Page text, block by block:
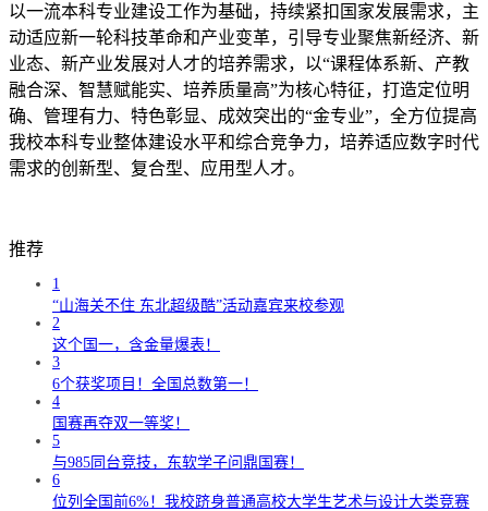
以一流本科专业建设工作为基础，持续紧扣国家发展需求，主
动适应新一轮科技革命和产业变革，引导专业聚焦新经济、新
业态、新产业发展对人才的培养需求，以“课程体系新、产教
融合深、智慧赋能实、培养质量高”为核心特征，打造定位明
确、管理有力、特色彰显、成效突出的“金专业”，全方位提高
我校本科专业整体建设水平和综合竞争力，培养适应数字时代
需求的创新型、复合型、应用型人才。
推荐
1
“山海关不住 东北超级酷”活动嘉宾来校参观
2
这个国一，含金量爆表！
3
6个获奖项目！全国总数第一！
4
国赛再夺双一等奖！
5
与985同台竞技，东软学子问鼎国赛！
6
位列全国前6%！我校跻身普通高校大学生艺术与设计大类竞赛